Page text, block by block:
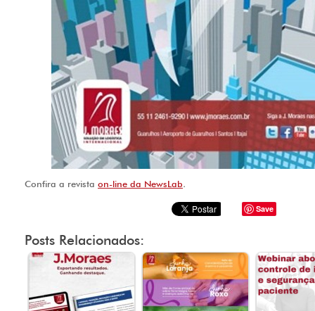
Confira a revista on-line da NewsLab.
Save
Posts Relacionados: